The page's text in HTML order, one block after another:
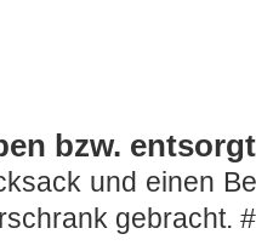
bzw.
und einen
gebracht.